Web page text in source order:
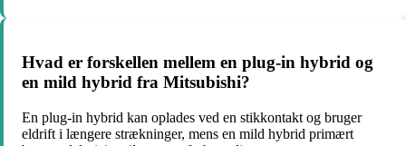
Hvad er forskellen mellem en plug-in hybrid og
en mild hybrid fra Mitsubishi?
En plug-in hybrid kan oplades ved en stikkontakt og bruger
eldrift i længere strækninger, mens en mild hybrid primært